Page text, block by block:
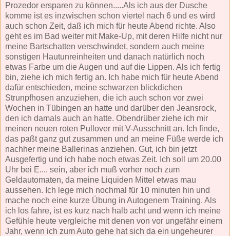
Prozedor ersparen zu können.....Als ich aus der Dusche
komme ist es inzwischen schon viertel nach 6 und es wird
auch schon Zeit, daß ich mich für heute Abend richte. Also
geht es im Bad weiter mit Make-Up, mit deren Hilfe nicht nur
meine Bartschatten verschwindet, sondern auch meine
sonstigen Hautunreinheiten und danach natürlich noch
etwas Farbe um die Augen und auf die Lippen. Als ich fertig
bin, ziehe ich mich fertig an. Ich habe mich für heute Abend
dafür entschieden, meine schwarzen blickdichen
Strunpfhosen anzuziehen, die ich auch schon vor zwei
Wochen in Tübingen an hatte und darüber den Jeansrock,
den ich damals auch an hatte. Obendrüber ziehe ich mir
meinen neuen roten Pullover mit V-Ausschnitt an. Ich finde,
das paßt ganz gut zusammen und an meine Füße werde ich
nachher meine Ballerinas anziehen. Gut, ich bin jetzt
Ausgefertig und ich habe noch etwas Zeit. Ich soll um 20.00
Uhr bei E.... sein, aber ich muß vorher noch zum
Geldautomaten, da meine Liquiden Mittel etwas mau
aussehen. Ich lege mich nochmal für 10 minuten hin und
mache noch eine kurze Übung in Autogenem Training. Als
ich los fahre, ist es kurz nach halb acht und wenn ich meine
Gefühle heute vergleiche mit denen von vor ungefähr einem
Jahr, wenn ich zum Auto gehe hat sich da ein ungeheurer